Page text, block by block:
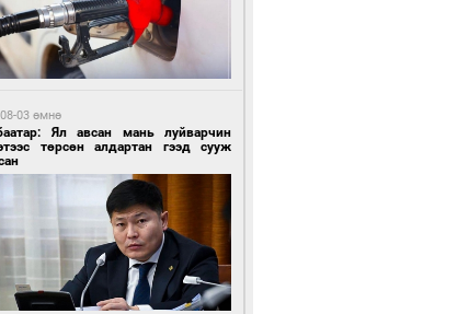
өмнө өмнө
өмнө өмнө
шатахууны импортыг шуурхай
03 өмнө
Ял авсан мань луйварчин
төрсөн алдартан гээд сууж